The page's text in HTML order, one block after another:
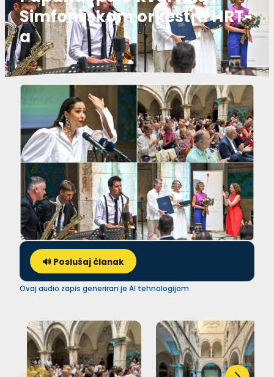
Simfonijskom orkestru HRT-
a
🔊 Poslušaj članak
Ovaj audio zapis generiran je AI tehnologijom